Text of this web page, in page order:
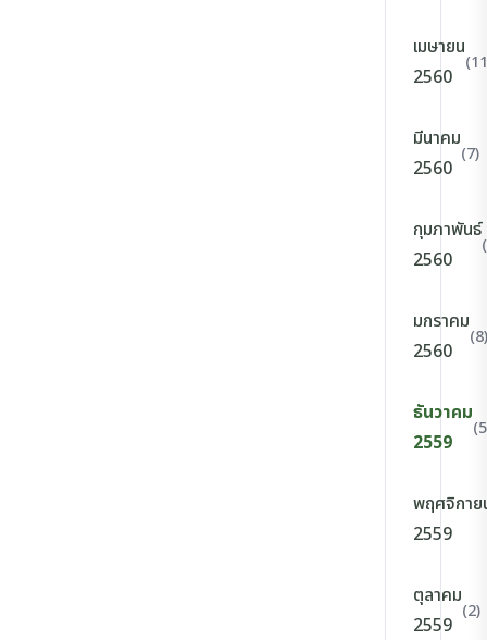
เมษายน
2560
มีนาคม
2560
(7)
กุมภาพันธ์
2560
มกราคม
2560
(8)
ธันวาคม
2559
พฤศจิกาย
2559
ตุลาคม
2559
(2)